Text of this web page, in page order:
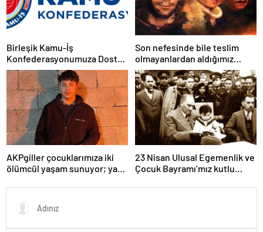
Birleşik Kamu-İş
Konfederasyonumuza Dostça
Uyarı ve Önerimizdir:
Son nefesinde bile teslim
olmayanlardan aldığımız
bayrağı “Tam Bağımsız
Türkiye” mücadelemizde
dalgalandırıyoruz.
AKPgiller çocuklarımıza iki
ölümcül yaşam sunuyor; ya
da okullarından koparılarak
parababalarına ucuz iş gücü
sağlayan MESEM lerde
23 Nisan Ulusal Egemenlik ve
Çocuk Bayramı’mız kutlu